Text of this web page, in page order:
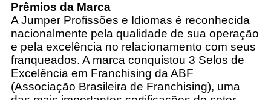
Prêmios da Marca
A Jumper Profissões e Idiomas é reconhecida
nacionalmente pela qualidade de sua operação
e pela excelência no relacionamento com seus
franqueados. A marca conquistou 3 Selos de
Excelência em Franchising da ABF
(Associação Brasileira de Franchising), uma